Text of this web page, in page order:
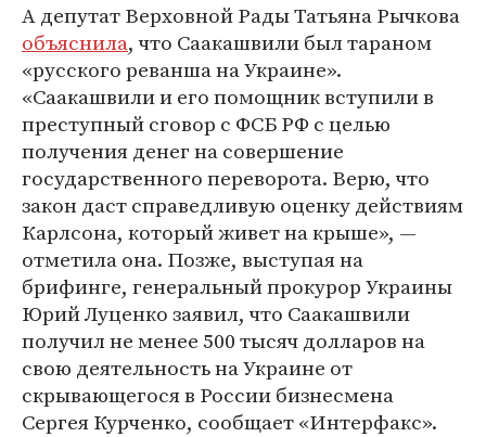
А депутат Верховной Рады Татьяна Рычкова
объяснила, что Саакашвили был тараном
«русского реванша на Украине».
«Саакашвили и его помощник вступили в
преступный сговор с ФСБ РФ с целью
получения денег на совершение
государственного переворота. Верю, что
закон даст справедливую оценку действиям
Карлсона, который живет на крыше», —
отметила она. Позже, выступая на
брифинге, генеральный прокурор Украины
Юрий Луценко заявил, что Саакашвили
получил не менее 500 тысяч долларов на
свою деятельность на Украине от
скрывающегося в России бизнесмена
Сергея Курченко, сообщает «Интерфакс».